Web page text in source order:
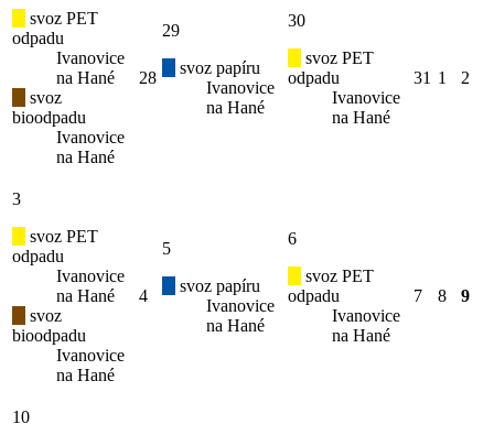
svoz PET
odpadu
Ivanovice
na Hané
svoz
bioodpadu
Ivanovice
na Hané
28
29
svoz papíru
Ivanovice
na Hané
30
svoz PET
odpadu
Ivanovice
na Hané
31 1 2
3
svoz PET
odpadu
Ivanovice
na Hané
svoz
bioodpadu
Ivanovice
na Hané
4
5
svoz papíru
Ivanovice
na Hané
6
svoz PET
odpadu
Ivanovice
na Hané
7 8 9
10